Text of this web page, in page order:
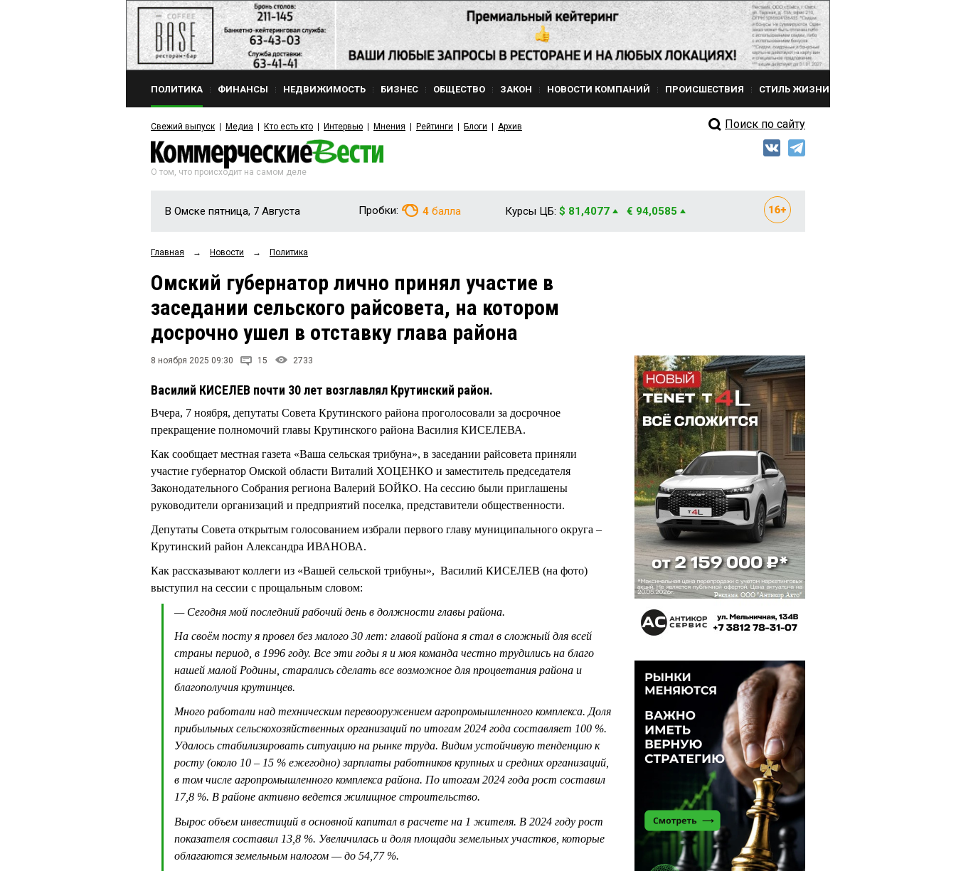
ПОЛИТИКА ФИНАНСЫ НЕДВИЖИМОСТЬ БИЗНЕС ОБЩЕСТВО ЗАКОН НОВОСТИ КОМПАНИЙ ПРОИСШЕСТВИЯ СТИЛЬ ЖИЗНИ
Свежий выпуск Медиа Кто есть кто Интервью Мнения Рейтинги Блоги Архив Поиск по сайту
О том, что происходит на самом деле
В Омске пятница, 7 Августа Пробки: 4 балла Курсы ЦБ: $ 81,4077 € 94,0585
Главная → Новости → Политика
Омский губернатор лично принял участие в
заседании сельского райсовета, на котором
досрочно ушел в отставку глава района
8 ноября 2025 09:30 15 2733
Василий КИСЕЛЕВ почти 30 лет возглавлял Крутинский район.
Вчера, 7 ноября, депутаты Совета Крутинского района проголосовали за досрочное
прекращение полномочий главы Крутинского района Василия КИСЕЛЕВА.
Как сообщает местная газета «Ваша сельская трибуна», в заседании райсовета приняли
участие губернатор Омской области Виталий ХОЦЕНКО и заместитель председателя
Законодательного Собрания региона Валерий БОЙКО. На сессию были приглашены
руководители организаций и предприятий поселка, представители общественности.
Депутаты Совета открытым голосованием избрали первого главу муниципального округа –
Крутинский район Александра ИВАНОВА.
Как рассказывают коллеги из «Вашей сельской трибуны», Василий КИСЕЛЕВ (на фото)
выступил на сессии с прощальным словом:
— Сегодня мой последний рабочий день в должности главы района.
На своём посту я провел без малого 30 лет: главой района я стал в сложный для всей
страны период, в 1996 году. Все эти годы я и моя команда честно трудились на благо
нашей малой Родины, старались сделать все возможное для процветания района и
благополучия крутинцев.
Много работали над техническим перевооружением агропромышленного комплекса. Доля
прибыльных сельскохозяйственных организаций по итогам 2024 года составляет 100 %.
Удалось стабилизировать ситуацию на рынке труда. Видим устойчивую тенденцию к
росту (около 10 – 15 % ежегодно) зарплаты работников крупных и средних организаций,
в том числе агропромышленного комплекса района. По итогам 2024 года рост составил
17,8 %. В районе активно ведется жилищное строительство.
Вырос объем инвестиций в основной капитал в расчете на 1 жителя. В 2024 году рост
показателя составил 13,8 %. Увеличилась и доля площади земельных участков, которые
облагаются земельным налогом — до 54,77 %.